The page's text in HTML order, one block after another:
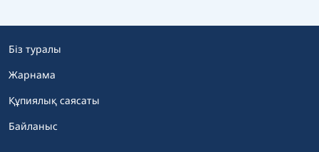
Біз туралы
Жарнама
Құпиялық саясаты
Байланыс